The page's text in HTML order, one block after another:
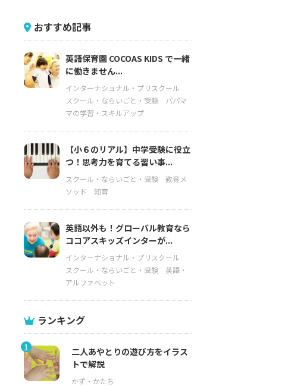
おすすめ記事
英語保育園 COCOAS KIDS で一緒
に働きません...
インターナショナル・プリスクール
スクール・ならいごと・受験
パパマ
マの学習・スキルアップ
【小６のリアル】中学受験に役立
つ！思考力を育てる習い事...
スクール・ならいごと・受験
教育メ
ソッド
知育
英語以外も！グローバル教育なら
ココアスキッズインターが...
インターナショナル・プリスクール
スクール・ならいごと・受験
英語・
アルファベット
ランキング
1
二人あやとりの遊び方をイラス
トで解説